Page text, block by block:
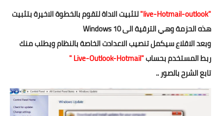
"live-Hotmail-outlook"
لتثبيت الاداة لتقوم بالخطوة الاخيرة بتثبيت
هذه الحزمة وهي الترقية الى Windows 10
وبعد الاقلاع سيكمل تنصيب الاعدادت الخاصة بالنظام ويطلب منك
ربط المستخدم بحساب"Live-Outlook-Hotmail "
تابع الشرح بالصور ..